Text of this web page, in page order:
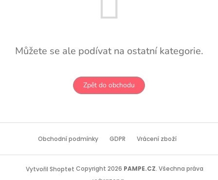
Můžete se ale podívat na ostatní kategorie.
Zpět do obchodu
Z
a
Obchodní podmínky GDPR Vrácení zboží
Vytvořil Shoptet Copyright 2026 PAMPE.CZ. Všechna práva